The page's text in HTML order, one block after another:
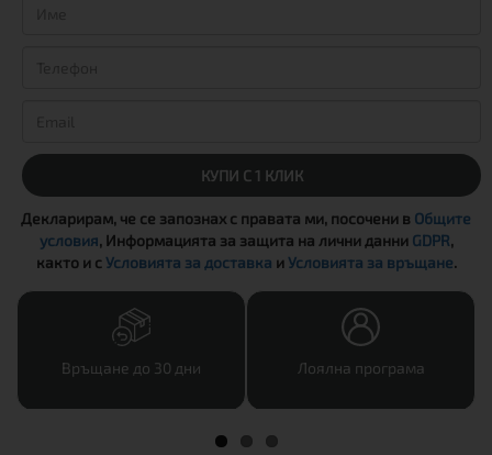
КУПИ С 1 КЛИК
Декларирам, че се запознах с правата ми, посочени в Общите
условия, Информацията за защита на лични данни GDPR,
както и сУсловията за доставка иУсловията за връщане.
Връщане до 30 дни Лоялна програма